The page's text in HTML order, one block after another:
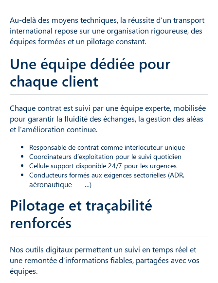
Au-delà des moyens techniques, la réussite d’un transport
international repose sur une organisation rigoureuse, des
équipes formées et un pilotage constant.
Une équipe dédiée pour
chaque client
Chaque contrat est suivi par une équipe experte, mobilisée
pour garantir la fluidité des échanges, la gestion des aléas
et l’amélioration continue.
Responsable de contrat comme interlocuteur unique
Coordinateurs d’exploitation pour le suivi quotidien
Cellule support disponible 24/7 pour les urgences
Conducteurs formés aux exigences sectorielles (ADR,
aéronautique …)
Pilotage et traçabilité
renforcés
Nos outils digitaux permettent un suivi en temps réel et
une remontée d’informations fiables, partagées avec vos
équipes.